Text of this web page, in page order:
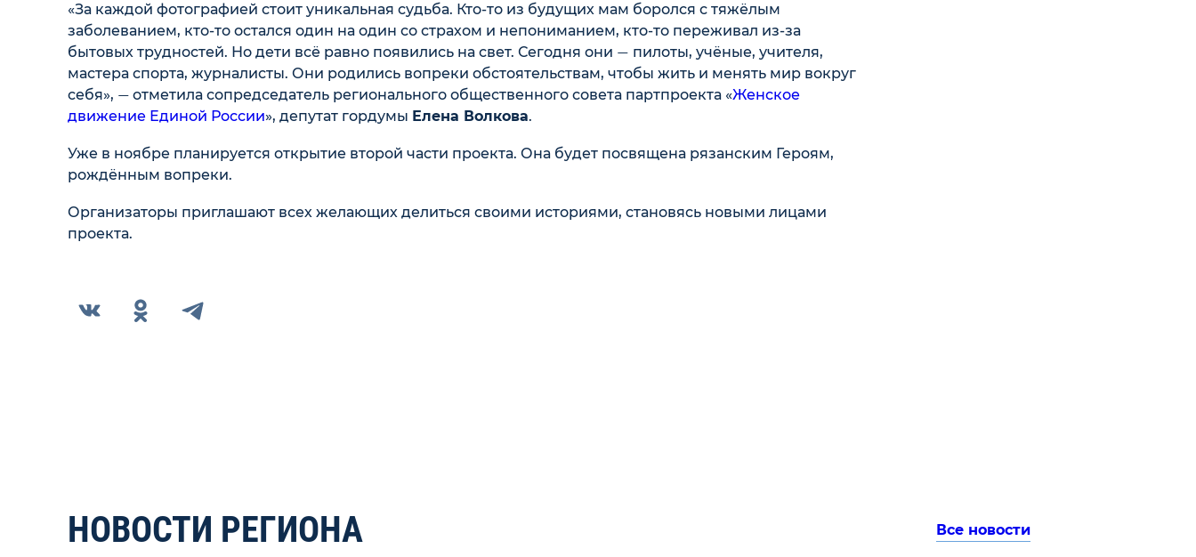
«За каждой фотографией стоит уникальная судьба. Кто-то из будущих мам боролся с тяжёлым
заболеванием, кто-то остался один на один со страхом и непониманием, кто-то переживал из-за
бытовых трудностей. Но дети всё равно появились на свет. Сегодня они — пилоты, учёные, учителя,
мастера спорта, журналисты. Они родились вопреки обстоятельствам, чтобы жить и менять мир вокруг
себя», — отметила сопредседатель регионального общественного совета партпроекта «Женское
движение Единой России», депутат гордумы Елена Волкова.
Уже в ноябре планируется открытие второй части проекта. Она будет посвящена рязанским Героям,
рождённым вопреки.
Организаторы приглашают всех желающих делиться своими историями, становясь новыми лицами
проекта.
НОВОСТИ РЕГИОНА Все новости